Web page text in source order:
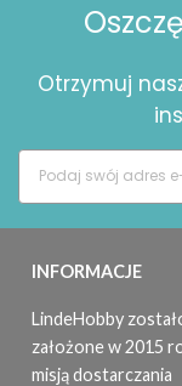
Otrzymuj
INFORMACJE
LindeHobby
założone w 2015
misją dostarczania